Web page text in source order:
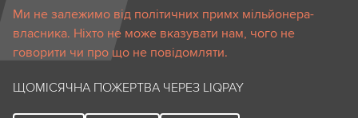
Ми не залежимо від політичних примх мільйонера-
власника. Ніхто не може вказувати нам, чого не
говорити чи про що не повідомляти.
ЩОМІСЯЧНА ПОЖЕРТВА ЧЕРЕЗ LIQPAY